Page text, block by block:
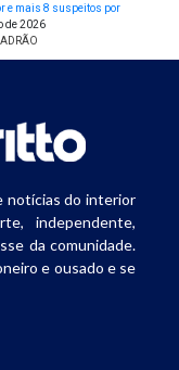
e mais 8 suspeitos por
de 2026
notícias do interior
independente,
da comunidade.
e ousado e se